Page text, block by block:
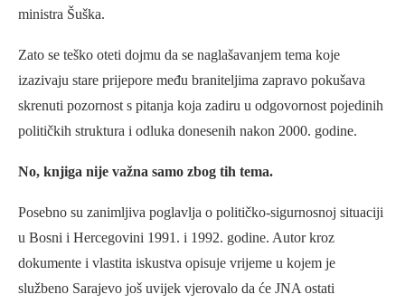
ministra Šuška.
Zato se teško oteti dojmu da se naglašavanjem tema koje
izazivaju stare prijepore među braniteljima zapravo pokušava
skrenuti pozornost s pitanja koja zadiru u odgovornost pojedinih
političkih struktura i odluka donesenih nakon 2000. godine.
No, knjiga nije važna samo zbog tih tema.
Posebno su zanimljiva poglavlja o političko-sigurnosnoj situaciji
u Bosni i Hercegovini 1991. i 1992. godine. Autor kroz
dokumente i vlastita iskustva opisuje vrijeme u kojem je
službeno Sarajevo još uvijek vjerovalo da će JNA ostati